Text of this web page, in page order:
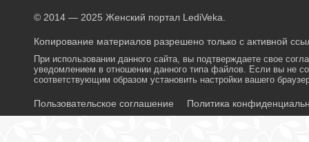
© 2014 — 2025 Женский портал LediVeka.
Копирование материалов разрешено только с активной
При использовании данного сайта, вы подтверждаете свое
уведомлением в отношении данного типа файлов. Если вы не
соответствующим образом установить настройки вашего
Пользовательское соглашение Политика